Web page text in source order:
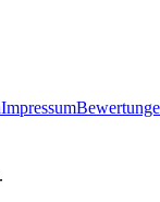
Impressum